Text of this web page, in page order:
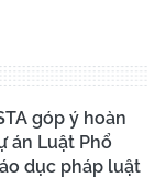
góp ý hoàn
án Luật Phổ
dục pháp luật